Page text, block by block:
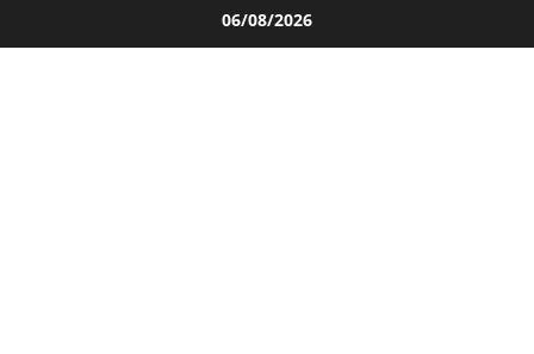
al
06/08/2026